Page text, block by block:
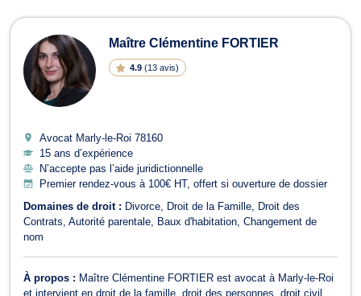
Maître Clémentine FORTIER
4.9 (13 avis)
Avocat Marly-le-Roi 78160
15 ans d’expérience
N’accepte pas l’aide juridictionnelle
Premier rendez-vous à 100€ HT, offert si ouverture de dossier
Domaines de droit : Divorce Droit de la Famille
Droit des
Contrats Autorité parentale Baux d'habitation Changement de
nom
À propos : Maître Clémentine FORTIER est avocat à Marly-le-Roi
et intervient en droit de la famille, droit des personnes, droit civil.